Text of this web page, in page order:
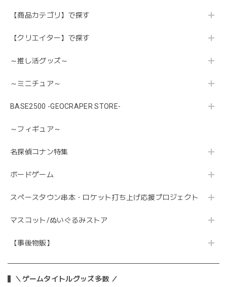
【商品カテゴリ】で探す
【クリエイター】で探す
～推し活グッズ～
～ミニチュア～
BASE2500 -GEOCRAPER STORE-
～フィギュア～
名探偵コナン特集
ボードゲーム
スペースタウン串本・ロケット打ち上げ応援プロジェクト
マスコット/ぬいぐるみストア
【事後物販】
＼ゲームタイトルグッズ多数 ／